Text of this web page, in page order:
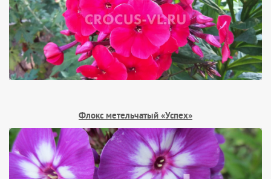
Флокс метельчатый «Успех»